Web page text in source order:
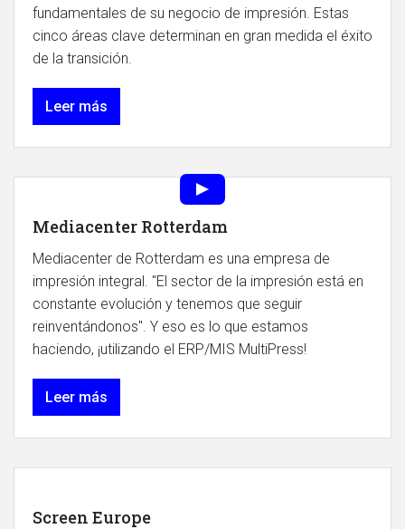
fundamentales de su negocio de impresión. Estas
cinco áreas clave determinan en gran medida el éxito
de la transición.
Leer más
Mediacenter Rotterdam
Mediacenter de Rotterdam es una empresa de
impresión integral. "El sector de la impresión está en
constante evolución y tenemos que seguir
reinventándonos". Y eso es lo que estamos
haciendo, ¡utilizando el ERP/MIS MultiPress!
Leer más
Screen Europe